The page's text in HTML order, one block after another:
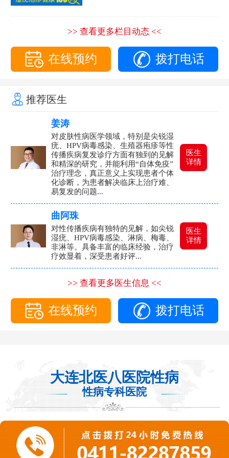
>> 查看更多栏目动态 <<
在线预约 拨打电话
推荐医生
姜涛
对皮肤性病医学领域，特别是尖锐湿
疣、HPV病毒感染、生殖器疱疹等性
传播疾病复发诊疗方面有独到的见解
和精深的研究，并能利用“自体免疫”
治疗理念，真正意义上实现患者个体
化诊断，为患者解决临床上治疗难、
易复发的问题...
医生
详情
曲阿珠
对性传播疾病有独特的见解，如尖锐
湿疣、HPV病毒感染、淋病、梅毒、
非淋等。具备丰富的临床经验，治疗
疗效显着，深受患者好评...
医生
详情
>> 查看更多医生信息 <<
在线预约 拨打电话
大连北医八医院性病
性病专科医院